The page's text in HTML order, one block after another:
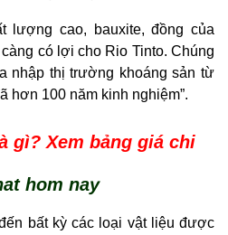
lượng cao, bauxite, đồng của
có lợi cho Rio Tinto. Chúng
nhập thị trường khoáng sản từ
hơn 100 năm kinh nghiệm”.
gì? Xem bảng giá chi
hom nay
bất kỳ các loại vật liệu được